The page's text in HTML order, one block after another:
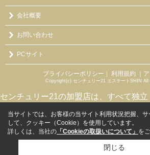
会社概要
お問い合わせ
PCサイト
プライバシーポリシー ｜ 利用規約 ｜
Copyright(c) センチュリー21 エステートSHIN All
センチュリー21の加盟店は、すべて独立
当サイトでは、お客様の当サイト利用状況把握、
して、クッキー（Cookie）を使用しています。
詳しくは、当社の 「Cookieの取扱いについて」 を
閉じる